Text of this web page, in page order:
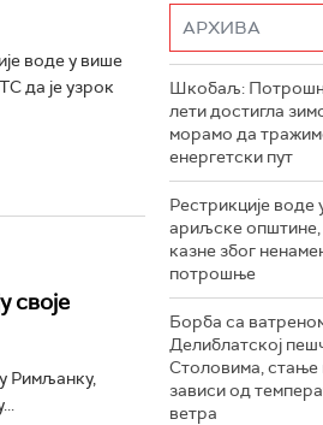
воде у више
да је узрок
своје
Римљанку,
Шкобаљ:
лети достигла
морамо да
енергетски пут
Рестрикције воде
ариљске
казне због
потрошње
Борба са
Делиблатској
Столовима, стање
зависи од
ветра